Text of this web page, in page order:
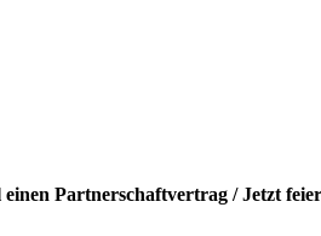
Partnerschaftvertrag / Jetzt